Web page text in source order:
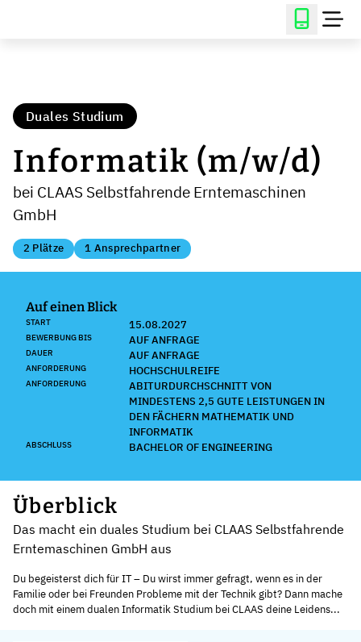
Duales Studium
Informatik (m/w/d)
bei CLAAS Selbstfahrende Erntemaschinen
GmbH
2 Plätze 1 Ansprechpartner
Auf einen Blick
START 15.08.2027
BEWERBUNG BIS AUF ANFRAGE
DAUER AUF ANFRAGE
ANFORDERUNG HOCHSCHULREIFE
ANFORDERUNG
ABITURDURCHSCHNITT VON
MINDESTENS 2,5 GUTE LEISTUNGEN IN
DEN FÄCHERN MATHEMATIK UND
INFORMATIK
ABSCHLUSS BACHELOR OF ENGINEERING
Überblick
Das macht ein duales Studium bei CLAAS Selbstfahrende
Erntemaschinen GmbH aus
Du begeisterst dich für IT – Du wirst immer gefragt, wenn es in der
Familie oder bei Freunden Probleme mit der Technik gibt? Dann mache
doch mit einem dualen Informatik Studium bei CLAAS deine Leidens...